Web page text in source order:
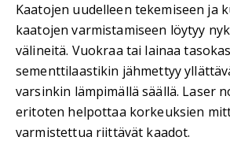
Kaatojen uudelleen tekemiseen ja
kaatojen varmistamiseen löytyy
välineitä. Vuokraa tai lainaa
sementtilaastikin jähmettyy
varsinkin lämpimällä säällä. Laser
eritoten helpottaa korkeuksien
varmistettua riittävät kaadot.